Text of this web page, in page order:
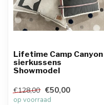
Lifetime Camp Canyon
sierkussens
Showmodel
€128,00 €50,00
op voorraad